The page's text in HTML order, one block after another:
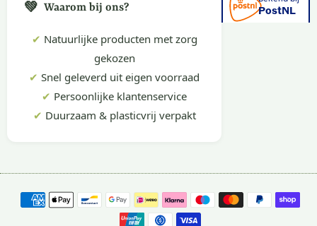
💚 Waarom bij ons?
✔ Natuurlijke producten met zorg
gekozen
✔ Snel geleverd uit eigen voorraad
✔ Persoonlijke klantenservice
✔ Duurzaam & plasticvrij verpakt